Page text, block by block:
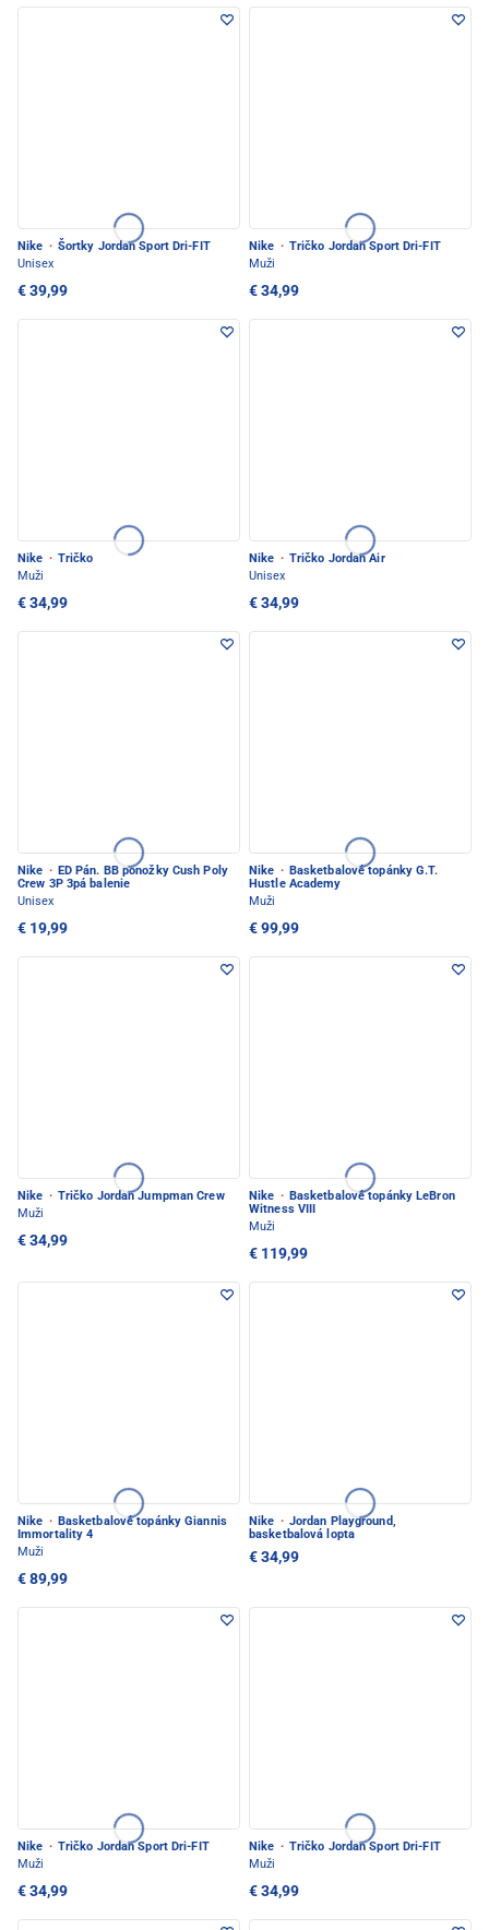
Nike · Šortky Jordan Sport Dri-FIT
Unisex
€ 39,99
Nike · Tričko Jordan Sport Dri-FIT
Muži
€ 34,99
Nike · Tričko
Muži
€ 34,99
Nike · Tričko Jordan Air
Unisex
€ 34,99
Nike · ED Pán. BB ponožky Cush Poly
Crew 3P 3pá balenie
Unisex
€ 19,99
Nike · Basketbalové topánky G.T.
Hustle Academy
Muži
€ 99,99
Nike · Tričko Jordan Jumpman Crew
Muži
€ 34,99
Nike · Basketbalové topánky LeBron
Witness VIII
Muži
€ 119,99
Nike · Basketbalové topánky Giannis
Immortality 4
Muži
€ 89,99
Nike · Jordan Playground,
basketbalová lopta
€ 34,99
Nike · Tričko Jordan Sport Dri-FIT
Muži
€ 34,99
Nike · Tričko Jordan Sport Dri-FIT
Muži
€ 34,99